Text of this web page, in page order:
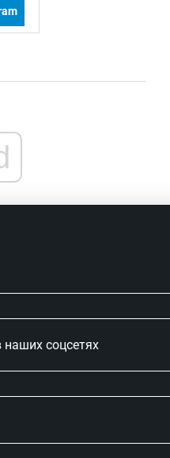
соцсетях